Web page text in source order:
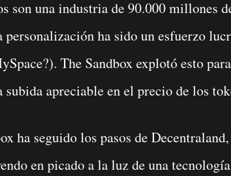
son una industria de 90.000 millones
ha sido un esfuerzo
The Sandbox explotó esto
subida apreciable en el precio de los
ha seguido los pasos de
en picado a la luz de una